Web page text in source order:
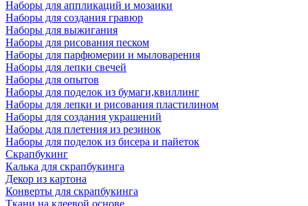
Наборы для аппликаций и мозаики
Наборы для создания гравюр
Наборы для выжигания
Наборы для рисования песком
Наборы для парфюмерии и мыловарения
Наборы для лепки свечей
Наборы для опытов
Наборы для поделок из бумаги,квиллинг
Наборы для лепки и рисования пластилином
Наборы для создания украшений
Наборы для плетения из резинок
Наборы для поделок из бисера и пайеток
Скрапбукинг
Калька для скрапбукинга
Декор из картона
Конверты для скрапбукинга
Ткани на клеевой основе